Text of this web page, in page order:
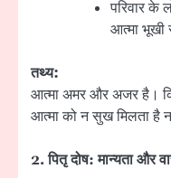
परिवार के
आत्मा भूखी
तथ्य:
आत्मा अमर और अजर है।
आत्मा को न सुख मिलता है
2.पितृ दोष: मान्यता और